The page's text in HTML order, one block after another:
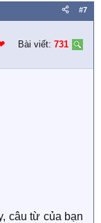
#7
Bài viết: 731
câu từ của bạn